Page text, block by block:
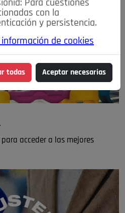
acceder a las mejores
Para cuestiones
con la
y persistencia.
información de cookies
todas Aceptar necesarias